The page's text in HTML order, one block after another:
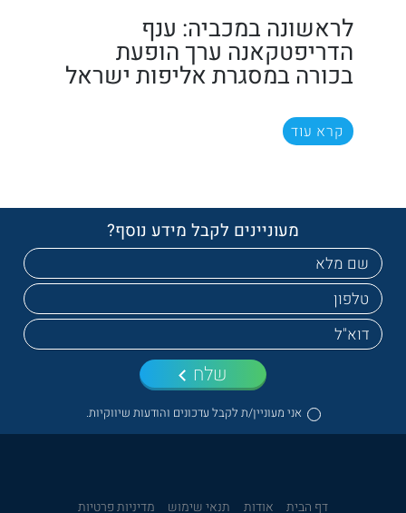
לראשונה במכביה: ענף
הדריפטקאנה ערך הופעת
בכורה במסגרת אליפות ישראל
קרא עוד
מעוניינים לקבל מידע נוסף?
אני מעוניין/ת לקבל עדכונים והודעות שיווקיות.
שלח
דף הבית אודות תנאי שימוש מדיניות פרטיות